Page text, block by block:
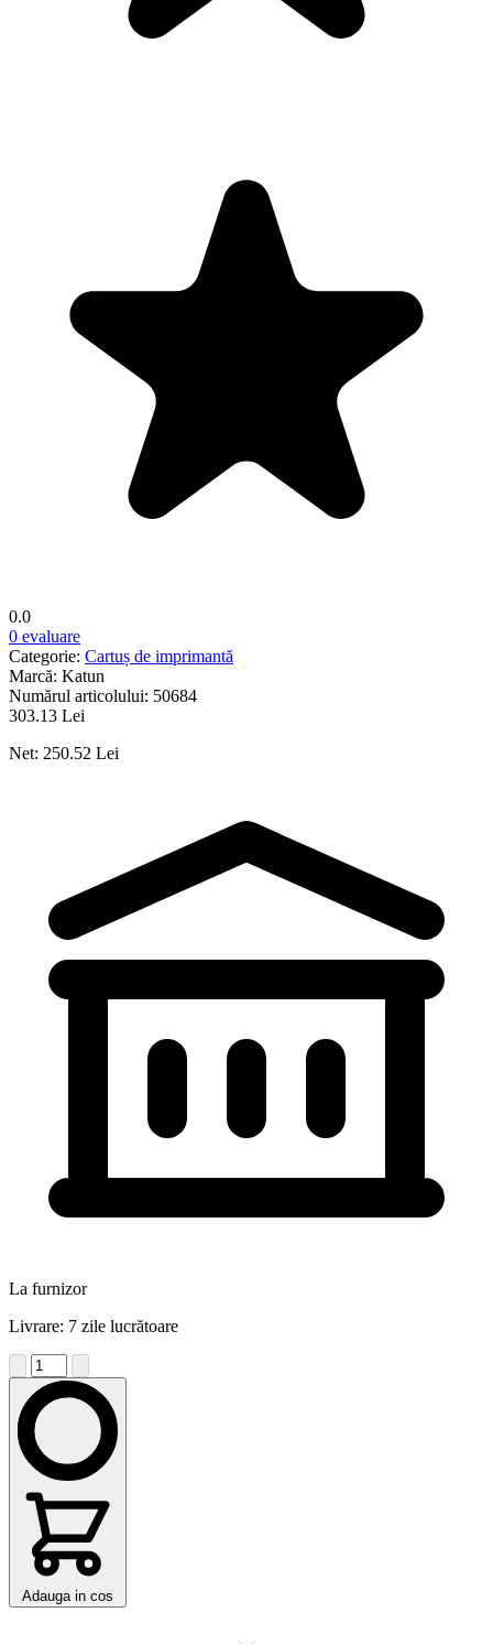
0.0
0 evaluare
Categorie: Cartuș de imprimantă
Marcă: Katun
Numărul articolului: 50684
303.13 Lei
Net: 250.52 Lei
La furnizor
Livrare: 7 zile lucrătoare
Adauga in cos